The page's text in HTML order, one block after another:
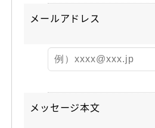
メールアドレス
メッセージ本文